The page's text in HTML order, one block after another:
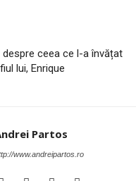
ceea ce l-a învățat
lui, Enrique
Partos
www.andreipartos.ro